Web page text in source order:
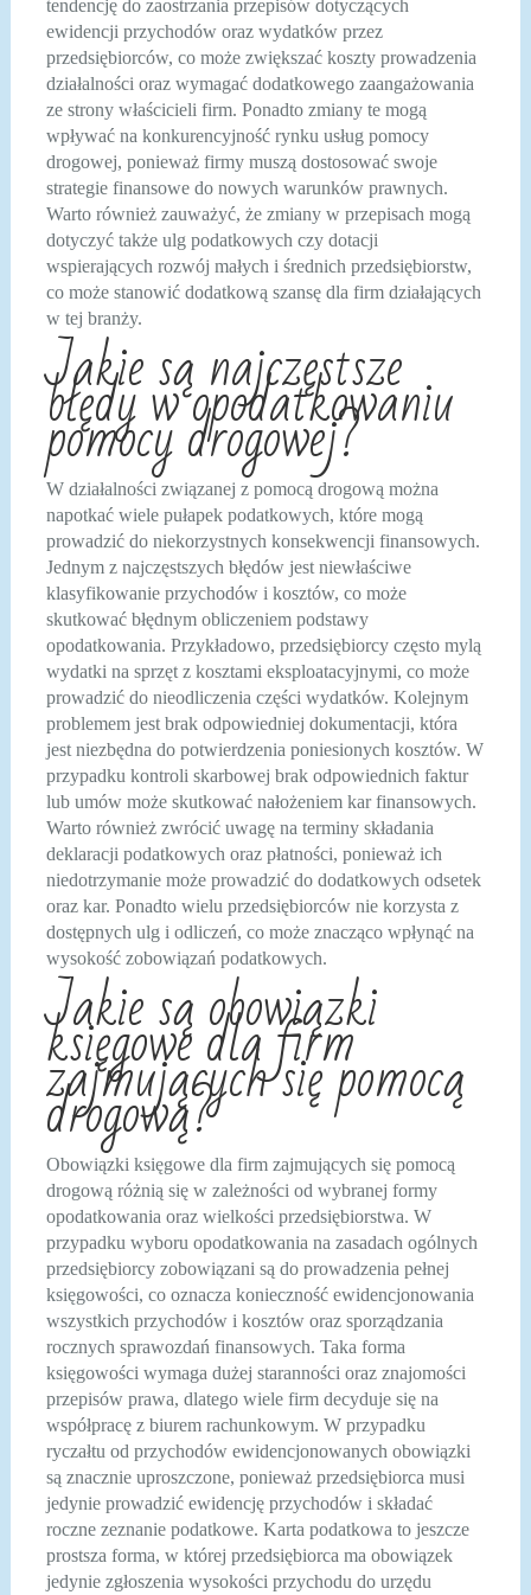
tendencję do zaostrzania przepisów dotyczących
ewidencji przychodów oraz wydatków przez
przedsiębiorców, co może zwiększać koszty prowadzenia
działalności oraz wymagać dodatkowego zaangażowania
ze strony właścicieli firm. Ponadto zmiany te mogą
wpływać na konkurencyjność rynku usług pomocy
drogowej, ponieważ firmy muszą dostosować swoje
strategie finansowe do nowych warunków prawnych.
Warto również zauważyć, że zmiany w przepisach mogą
dotyczyć także ulg podatkowych czy dotacji
wspierających rozwój małych i średnich przedsiębiorstw,
co może stanowić dodatkową szansę dla firm działających
w tej branży.
Jakie są najczęstsze
błędy w opodatkowaniu
pomocy drogowej?
W działalności związanej z pomocą drogową można
napotkać wiele pułapek podatkowych, które mogą
prowadzić do niekorzystnych konsekwencji finansowych.
Jednym z najczęstszych błędów jest niewłaściwe
klasyfikowanie przychodów i kosztów, co może
skutkować błędnym obliczeniem podstawy
opodatkowania. Przykładowo, przedsiębiorcy często mylą
wydatki na sprzęt z kosztami eksploatacyjnymi, co może
prowadzić do nieodliczenia części wydatków. Kolejnym
problemem jest brak odpowiedniej dokumentacji, która
jest niezbędna do potwierdzenia poniesionych kosztów. W
przypadku kontroli skarbowej brak odpowiednich faktur
lub umów może skutkować nałożeniem kar finansowych.
Warto również zwrócić uwagę na terminy składania
deklaracji podatkowych oraz płatności, ponieważ ich
niedotrzymanie może prowadzić do dodatkowych odsetek
oraz kar. Ponadto wielu przedsiębiorców nie korzysta z
dostępnych ulg i odliczeń, co może znacząco wpłynąć na
wysokość zobowiązań podatkowych.
Jakie są obowiązki
księgowe dla firm
zajmujących się pomocą
drogową?
Obowiązki księgowe dla firm zajmujących się pomocą
drogową różnią się w zależności od wybranej formy
opodatkowania oraz wielkości przedsiębiorstwa. W
przypadku wyboru opodatkowania na zasadach ogólnych
przedsiębiorcy zobowiązani są do prowadzenia pełnej
księgowości, co oznacza konieczność ewidencjonowania
wszystkich przychodów i kosztów oraz sporządzania
rocznych sprawozdań finansowych. Taka forma
księgowości wymaga dużej staranności oraz znajomości
przepisów prawa, dlatego wiele firm decyduje się na
współpracę z biurem rachunkowym. W przypadku
ryczałtu od przychodów ewidencjonowanych obowiązki
są znacznie uproszczone, ponieważ przedsiębiorca musi
jedynie prowadzić ewidencję przychodów i składać
roczne zeznanie podatkowe. Karta podatkowa to jeszcze
prostsza forma, w której przedsiębiorca ma obowiązek
jedynie zgłoszenia wysokości przychodu do urzędu